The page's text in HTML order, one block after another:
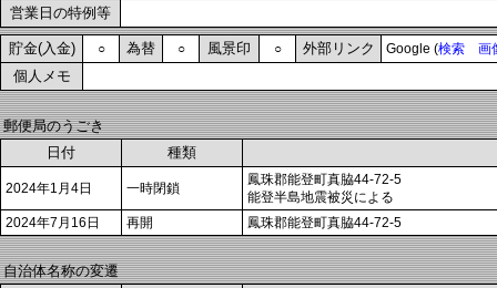
営業日の特例等
貯金(入金) ○ 為替 ○ 風景印 ○ 外部リンク Google (検索 画
個人メモ
郵便局のうごき
日付
種類
2024年1月4日 一時閉鎖
鳳珠郡能登町真脇44-72-5
能登半島地震被災による
2024年7月16日
再開 鳳珠郡能登町真脇44-72-5
自治体名称の変遷